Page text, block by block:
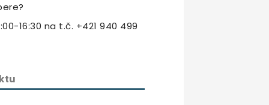
16:30 na t.č. +421 940 499